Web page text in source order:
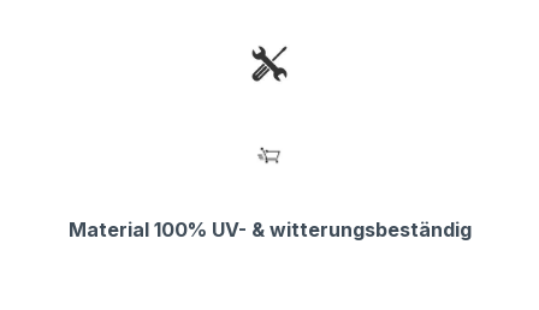
Material 100% UV- & witterungsbeständig